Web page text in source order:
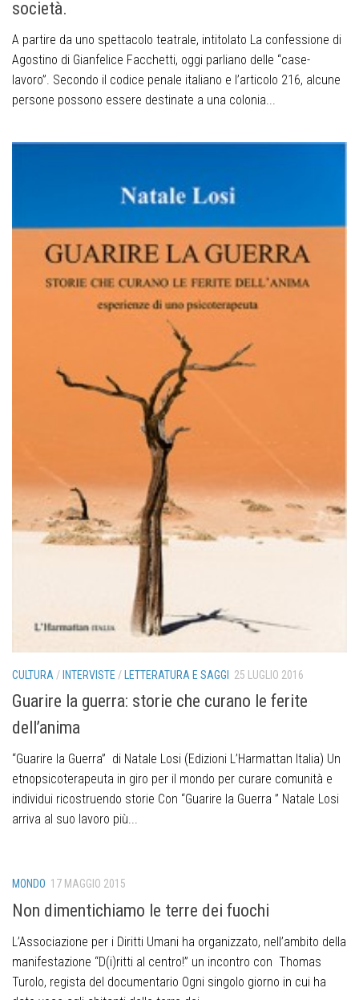
società.
A partire da uno spettacolo teatrale, intitolato La confessione di
Agostino di Gianfelice Facchetti, oggi parliano delle “case-
lavoro”. Secondo il codice penale italiano e l’articolo 216, alcune
persone possono essere destinate a una colonia...
CULTURA/ INTERVISTE / LETTERATURA E SAGGI 25 LUGLIO 2016
Guarire la guerra: storie che curano le ferite
dell’anima
“Guarire la Guerra” di Natale Losi (Edizioni L’Harmattan Italia) Un
etnopsicoterapeuta in giro per il mondo per curare comunità e
individui ricostruendo storie Con “Guarire la Guerra ” Natale Losi
arriva al suo lavoro più...
MONDO 17 MAGGIO 2015
Non dimentichiamo le terre dei fuochi
L’Associazione per i Diritti Umani ha organizzato, nell’ambito della
manifestazione “D(i)ritti al centro!” un incontro con Thomas
Turolo, regista del documentario Ogni singolo giorno in cui ha